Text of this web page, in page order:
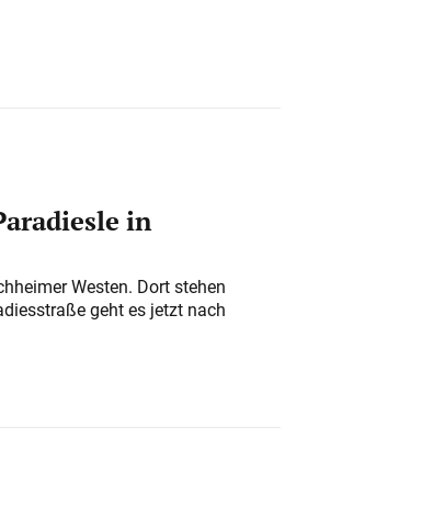
in
Westen. Dort stehen
geht es jetzt nach